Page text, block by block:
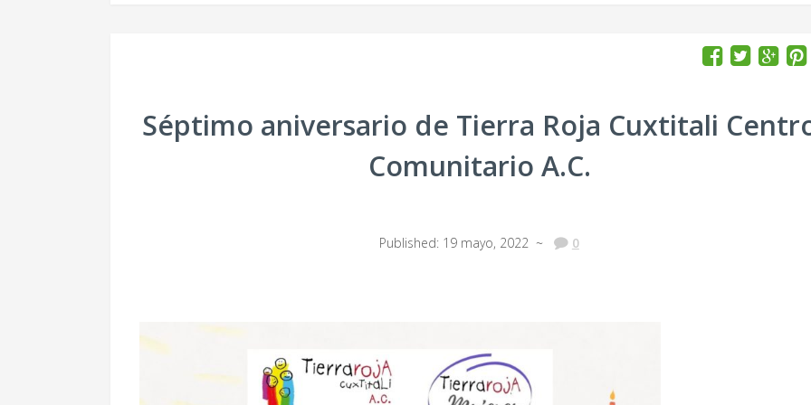
Séptimo aniversario de Tierra Roja Cuxtitali
Comunitario A.C.
Published: 19 mayo, 2022 ~ 0